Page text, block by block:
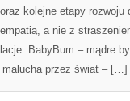
oraz kolejne etapy rozwoju
empatią, a nie z
BabyBum – mądre
malucha przez świat – […]